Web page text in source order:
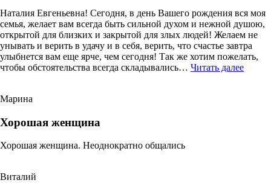
Наталия Евгеньевна! Сегодня, в день Вашего рождения вся моя
семья, желает вам всегда быть сильной духом и нежной душою,
открытой для близких и закрытой для злых людей! Желаем не
унывать и верить в удачу и в себя, верить, что счастье завтра
улыбнется вам еще ярче, чем сегодня! Так же хотим пожелать,
чтобы обстоятельства всегда складывались… Читать далее
Марина
Хорошая женщина
Хорошая женщина. Неоднократно общались
Виталий